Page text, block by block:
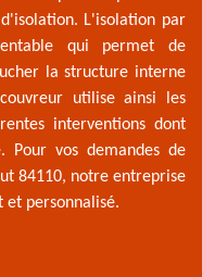
L'isolation par
qui permet de
la structure interne
utilise ainsi les
interventions dont
Pour vos demandes de
84110, notre entreprise
et personnalisé.